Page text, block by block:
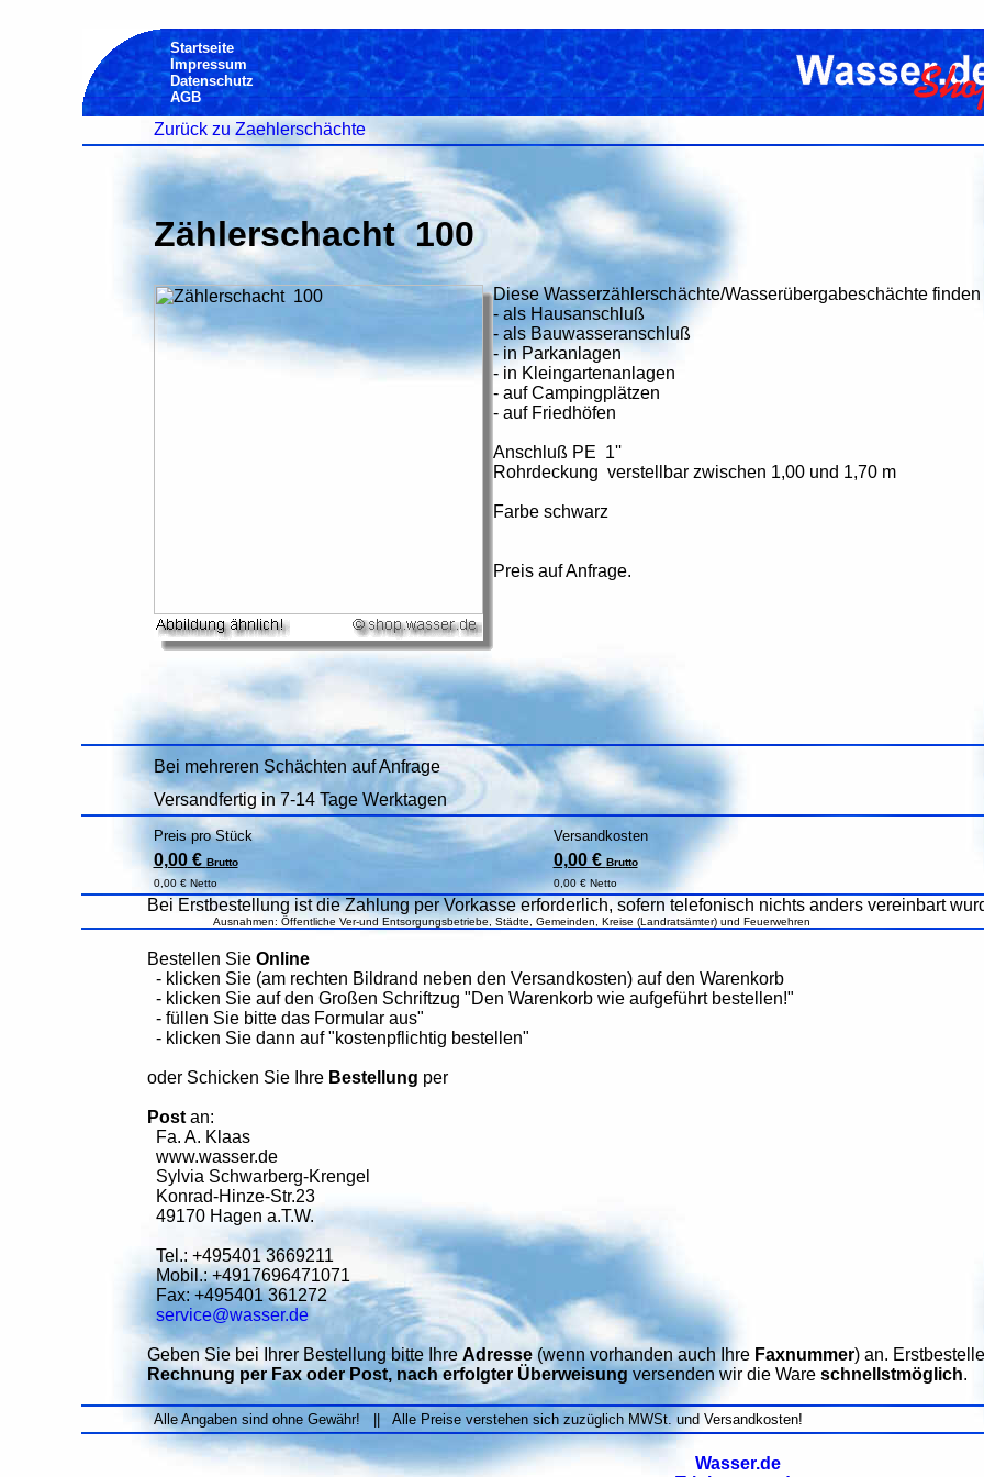
Startseite
Impressum
Datenschutz
AGB
Zurück zu Zaehlerschächte
Zählerschacht 100
Diese Wasserzählerschächte/Wasserübergabeschächte
- als Hausanschluß
- als Bauwasseranschluß
- in Parkanlagen
- in Kleingartenanlagen
- auf Campingplätzen
- auf Friedhöfen
Anschluß PE 1''
Rohrdeckung verstellbar zwischen 1,00 und 1,70 m
Farbe schwarz
Preis auf Anfrage.
Bei mehreren Schächten auf Anfrage
Versandfertig in 7-14 Tage Werktagen
Preis pro Stück Versandkosten
0,00 € Brutto 0,00 €Brutto
0,00 € Netto
0,00 € Netto
Bei Erstbestellung ist die Zahlung per Vorkasse erforderlich, sofern telefonisch nichts anders vereinbart
Ausnahmen: Öffentliche Ver-und Entsorgungsbetriebe, Städte, Gemeinden, Kreise (Landratsämter) und Feuerwehren
Bestellen Sie Online
- klicken Sie (am rechten Bildrand neben den Versandkosten) auf den Warenkorb
- klicken Sie auf den Großen Schriftzug "Den Warenkorb wie aufgeführt bestellen!"
- füllen Sie bitte das Formular aus"
- klicken Sie dann auf "kostenpflichtig bestellen"
oder Schicken Sie Ihre Bestellung per
Postan:
Fa. A. Klaas
www.wasser.de
Sylvia Schwarberg-Krengel
Konrad-Hinze-Str.23
49170 Hagen a.T.W.
Tel.: +495401 3669211
Mobil.: +4917696471071
Fax: +495401 361272
service@wasser.de
Geben Sie bei Ihrer Bestellung bitte IhreAdresse(wenn vorhanden auch Ihre Faxnummer) an.
Rechnung per Fax oder Post, nach erfolgter Überweisung versenden wir die Ware schnellstmöglich.
Alle Angaben sind ohne Gewähr! || Alle Preise verstehen sich zuzüglich MWSt. und Versandkosten!
Wasser.de